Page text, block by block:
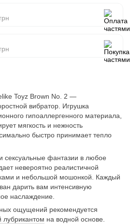
Toyz Brown No. 2 ―
вибратор. Игрушка
гипоаллергенного материала,
мягкость и нежность
быстро принимает тепло
сексуальные фантазии в любое
невероятно реалистичной
и небольшой мошонкой. Каждый
дарить вам интенсивную
наслаждение.
ощущений рекомендуется
лубрикантом на водной основе.